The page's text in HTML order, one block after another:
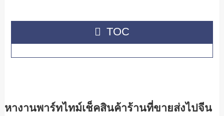
TOC
หางานพาร์ทไทม์เช็คสินค้าร้านที่ขายส่งไปจีน